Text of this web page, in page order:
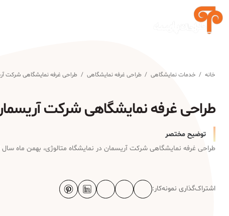
خانه / خدمات نمایشگاهی / طراحی غرفه نمایشگاهی / طراحی غرفه نمایشگاهی شرکت
توضیح مختصر
طراحی غرفه نمایشگاهی شرکت
طراحی غرفه نمایشگاهی شرکت آریسمان در نمایشگاه متالوژی، بهمن ماه سال 93
اشتراک‌گذاری نمونه‌کار: